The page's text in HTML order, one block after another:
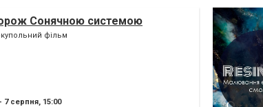
Сонячною системою
фільм
7 серпня, 15:00